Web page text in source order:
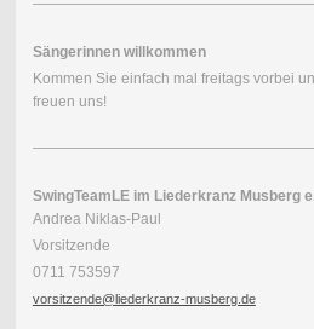
Sängerinnen willkommen
Kommen Sie einfach mal freitags vorbei
freuen uns!
SwingTeamLE im Liederkranz Musberg
Andrea Niklas-Paul
Vorsitzende
0711 753597
vorsitzende@liederkranz-musberg.de